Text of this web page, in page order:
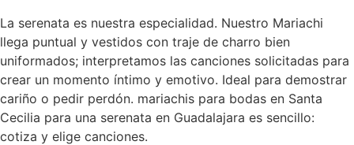
La serenata es nuestra especialidad. Nuestro Mariachi
llega puntual y vestidos con traje de charro bien
uniformados; interpretamos las canciones solicitadas para
crear un momento íntimo y emotivo. Ideal para demostrar
cariño o pedir perdón. mariachis para bodas en Santa
Cecilia para una serenata en Guadalajara es sencillo:
cotiza y elige canciones.